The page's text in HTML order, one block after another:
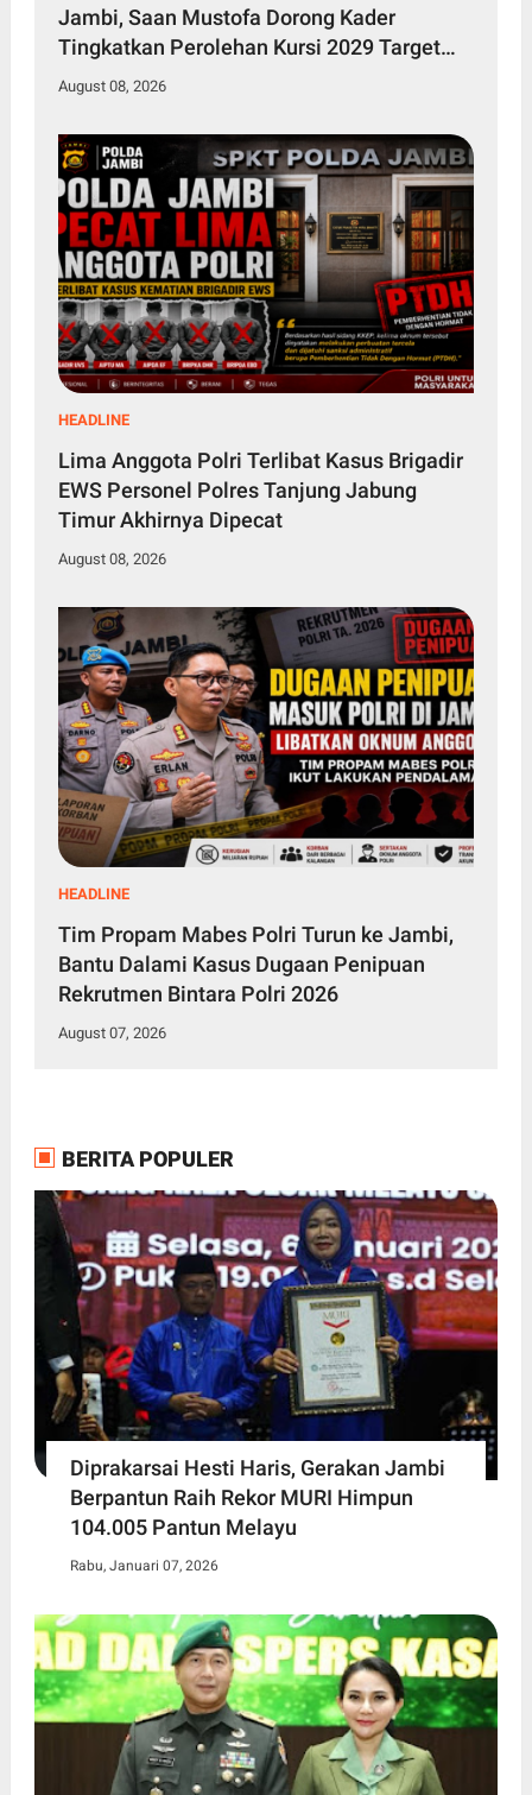
Jambi, Saan Mustofa Dorong Kader
Tingkatkan Perolehan Kursi 2029 Target
Tembus 4 Besar
August 08, 2026
HEADLINE
Lima Anggota Polri Terlibat Kasus Brigadir
EWS Personel Polres Tanjung Jabung
Timur Akhirnya Dipecat
August 08, 2026
HEADLINE
Tim Propam Mabes Polri Turun ke Jambi,
Bantu Dalami Kasus Dugaan Penipuan
Rekrutmen Bintara Polri 2026
August 07, 2026
BERITA POPULER
Diprakarsai Hesti Haris, Gerakan Jambi
Berpantun Raih Rekor MURI Himpun
104.005 Pantun Melayu
Rabu, Januari 07, 2026